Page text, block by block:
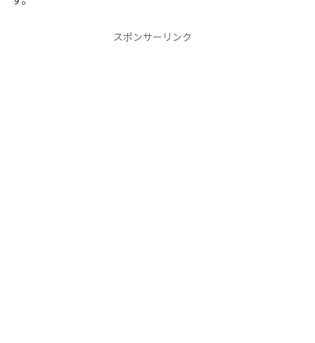
スポンサーリンク